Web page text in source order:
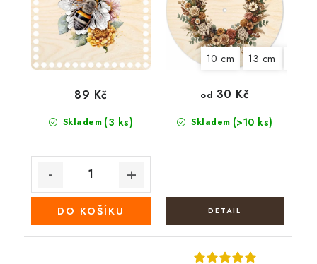
Skladem (3 ks)
89 Kč
DO KOŠÍKU
10 cm 13 cm
Skladem (>10 ks)
od 30 Kč